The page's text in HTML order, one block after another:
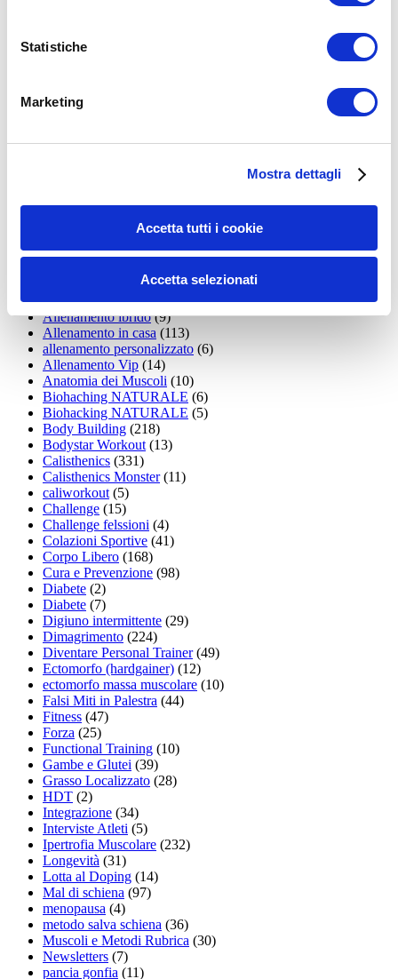
Statistiche
Marketing
Mostra dettagli
Accetta tutti i cookie
Accetta selezionati
15WORKOUT
Addominali(99)
Allenamenti in Diretta(30)
(1.800)
Allenamento aerobico(16)
Allenamento Braccia(9)
Allenamento Donne(75)
Allenamento funzionale(6)
Allenamento ibrido(9)
Allenamento in casa (113)
allenamento personalizzato (6)
Allenamento Vip (14)
Anatomia dei Muscoli (10)
Biohaching NATURALE (6)
Biohacking NATURALE (5)
Body Building (218)
Bodystar Workout(13)
Calisthenics (331)
Calisthenics Monster(11)
caliworkout(5)
Challenge (15)
Challenge felssioni (4)
Colazioni Sportive (41)
Corpo Libero (168)
Cura e Prevenzione (98)
Diabete (2)
Diabete (7)
Digiuno intermittente (29)
Dimagrimento (224)
Diventare Personal Trainer(49)
Ectomorfo (hardgainer) (12)
ectomorfo massa muscolare (10)
Falsi Miti in Palestra (44)
Fitness (47)
Forza (25)
Functional Training (10)
Gambe e Glutei (39)
Grasso Localizzato (28)
HDT (2)
Integrazione (34)
Interviste Atleti (5)
Ipertrofia Muscolare (232)
Longevità (31)
Lotta al Doping (14)
Mal di schiena (97)
menopausa (4)
metodo salva schiena (36)
Muscoli e Metodi Rubrica (30)
Newsletters (7)
pancia gonfia (11)